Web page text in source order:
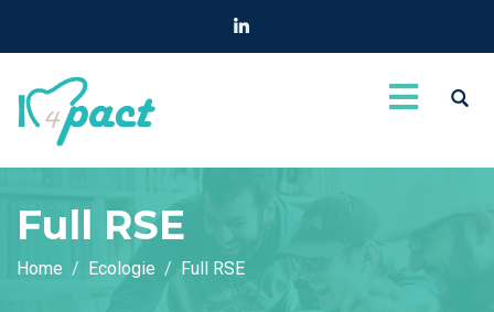
Full RSE
Home Ecologie Full RSE